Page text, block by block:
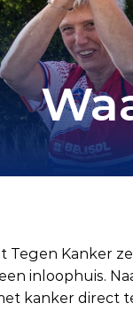
Tegen Kanker
een inloophuis.
kanker direct